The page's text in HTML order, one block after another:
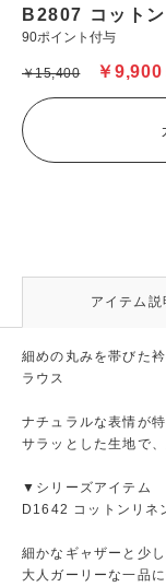
B2807 コット
90ポイント付与
￥9,900
￥15,400
アイテム説
細めの丸みを帯びた
ラウス
ナチュラルな表情が
サラッとした生地で
▼シリーズアイテム
D1642 コットンリネ
細かなギャザーと少
大人ガーリーな一品